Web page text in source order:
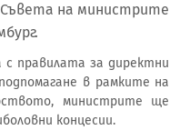
на министрите
правилата за директни
в рамките на
министрите ще
концесии.